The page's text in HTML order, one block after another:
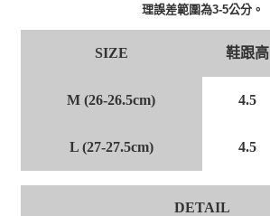
理誤差範圍為3-5公分。
SIZE 鞋跟高
M (26-26.5cm) 4.5
L (27-27.5cm) 4.5
DETAIL